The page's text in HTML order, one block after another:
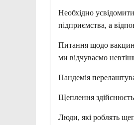
Необхідно
підприємства, а
Питання щодо
ми відчуваємо
Пандемія
Щеплення
Люди, які роблять